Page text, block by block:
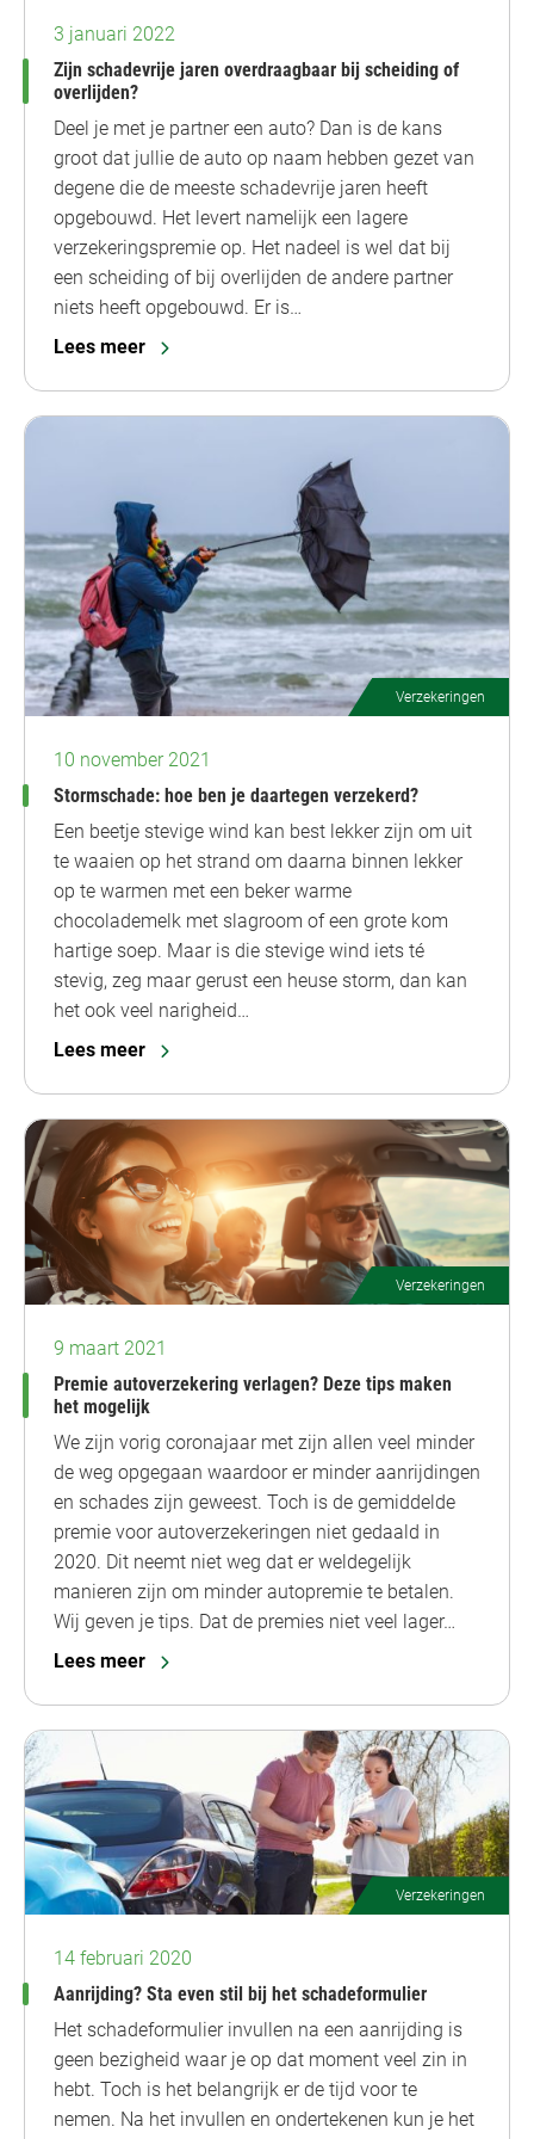
3 januari 2022
Zijn schadevrije jaren overdraagbaar bij scheiding of
overlijden?
Deel je met je partner een auto? Dan is de kans
groot dat jullie de auto op naam hebben gezet van
degene die de meeste schadevrije jaren heeft
opgebouwd. Het levert namelijk een lagere
verzekeringspremie op. Het nadeel is wel dat bij
een scheiding of bij overlijden de andere partner
niets heeft opgebouwd. Er is…
Lees meer
Verzekeringen
10 november 2021
Stormschade: hoe ben je daartegen verzekerd?
Een beetje stevige wind kan best lekker zijn om uit
te waaien op het strand om daarna binnen lekker
op te warmen met een beker warme
chocolademelk met slagroom of een grote kom
hartige soep. Maar is die stevige wind iets té
stevig, zeg maar gerust een heuse storm, dan kan
het ook veel narigheid…
Lees meer
Verzekeringen
9 maart 2021
Premie autoverzekering verlagen? Deze tips maken
het mogelijk
We zijn vorig coronajaar met zijn allen veel minder
de weg opgegaan waardoor er minder aanrijdingen
en schades zijn geweest. Toch is de gemiddelde
premie voor autoverzekeringen niet gedaald in
2020. Dit neemt niet weg dat er weldegelijk
manieren zijn om minder autopremie te betalen.
Wij geven je tips. Dat de premies niet veel lager…
Lees meer
Verzekeringen
14 februari 2020
Aanrijding? Sta even stil bij het schadeformulier
Het schadeformulier invullen na een aanrijding is
geen bezigheid waar je op dat moment veel zin in
hebt. Toch is het belangrijk er de tijd voor te
nemen. Na het invullen en ondertekenen kun je het